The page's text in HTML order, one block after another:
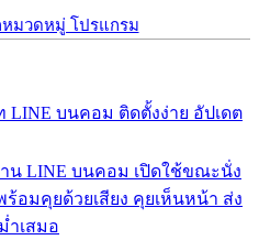
มวดหมู่ โปรแกรม
LINE บนคอม ติดตั้งง่าย อัปเดต
น LINE บนคอม เปิดใช้ขณะนั่ง
อมคุยด้วยเสียง คุยเห็นหน้า ส่ง
ำเสมอ